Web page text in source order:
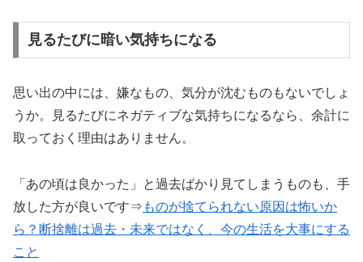
見るたびに暗い気持ちになる
思い出の中には、嫌なもの、気分が沈むものもないでしょ
うか。見るたびにネガティブな気持ちになるなら、余計に
取っておく理由はありません。
「あの頃は良かった」と過去ばかり見てしまうものも、手
放した方が良いです⇒ ものが捨てられない原因は怖いか
ら？断捨離は過去・未来ではなく、今の生活を大事にする
こと